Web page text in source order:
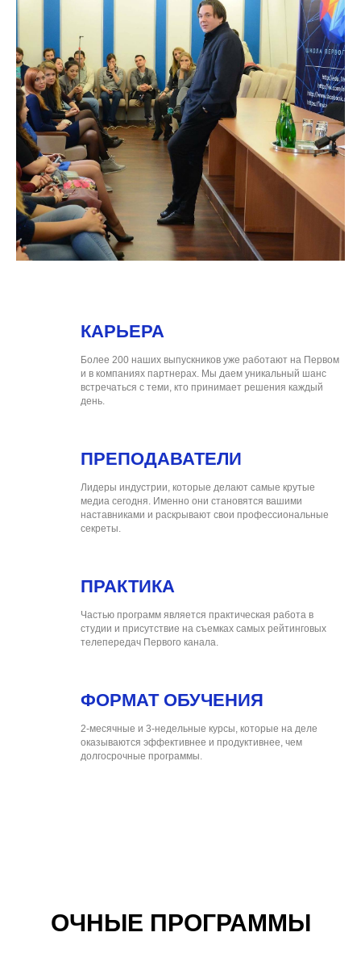
КАРЬЕРА
Более 200 наших выпускников уже работают на Первом
и в компаниях партнерах. Мы даем уникальный шанс
встречаться с теми, кто принимает решения каждый
день.
ПРЕПОДАВАТЕЛИ
Лидеры индустрии, которые делают самые крутые
медиа сегодня. Именно они становятся вашими
наставниками и раскрывают свои профессиональные
секреты.
ПРАКТИКА
Частью программ является практическая работа в
студии и присутствие на съемках самых рейтинговых
телепередач Первого канала.
ФОРМАТ ОБУЧЕНИЯ
2-месячные и 3-недельные курсы, которые на деле
оказываются эффективнее и продуктивнее, чем
долгосрочные программы.
ОЧНЫЕ ПРОГРАММЫ